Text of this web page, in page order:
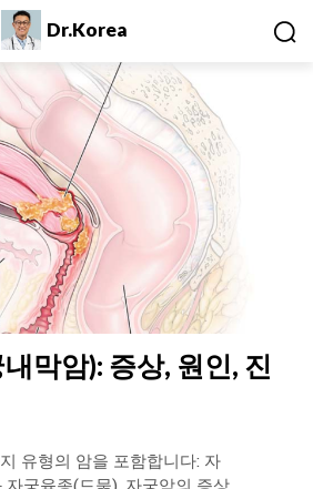
Dr.Korea
막암): 증상, 원인, 진
궁육종(드묾). 자궁암의 증상